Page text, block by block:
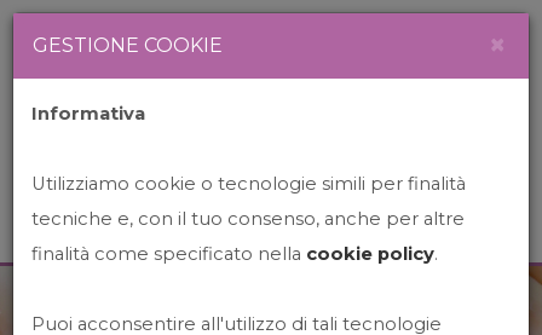
GESTIONE COOKIE ×
Informativa
Utilizziamo cookie o tecnologie simili per finalità
tecniche e, con il tuo consenso, anche per altre
finalità come specificato nella cookie policy.
Puoi acconsentire all'utilizzo di tali tecnologie